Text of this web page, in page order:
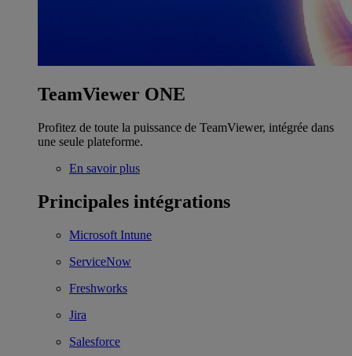
TeamViewer ONE
Profitez de toute la puissance de TeamViewer, intégrée dans
une seule plateforme.
En savoir plus
Principales intégrations
Microsoft Intune
ServiceNow
Freshworks
Jira
Salesforce